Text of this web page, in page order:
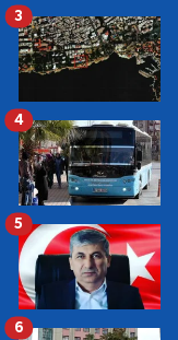
3
4
5
6